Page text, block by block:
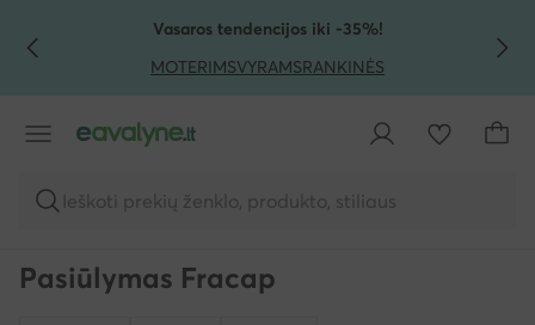
PEREITI PRIE PAGRINDINIO TURINIO
PEREITI Į PAIEŠKĄVasaros tendencijos iki -35%!
MOTERIMSVYRAMSRANKINĖS
Ieškoti prekių ženklo, produkto, stiliaus
Pasiūlymas Fracap